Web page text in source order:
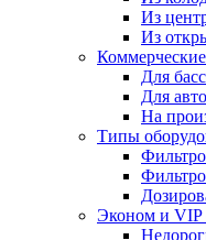
Из
Из
Для
Для
На
Типы
Эконом и VIP